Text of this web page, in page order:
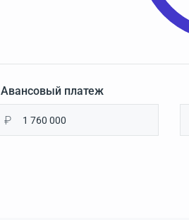
Авансовый платеж
₽